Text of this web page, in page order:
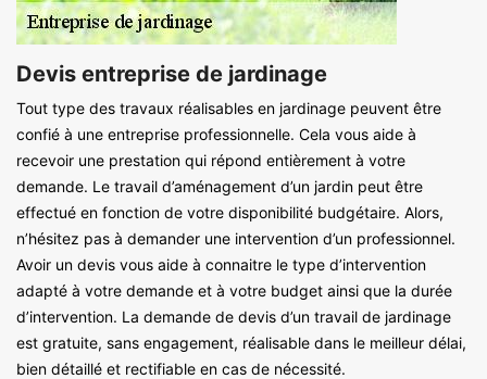
Devis entreprise de jardinage
Tout type des travaux réalisables en jardinage peuvent être
confié à une entreprise professionnelle. Cela vous aide à
recevoir une prestation qui répond entièrement à votre
demande. Le travail d’aménagement d’un jardin peut être
effectué en fonction de votre disponibilité budgétaire. Alors,
n’hésitez pas à demander une intervention d’un professionnel.
Avoir un devis vous aide à connaitre le type d’intervention
adapté à votre demande et à votre budget ainsi que la durée
d’intervention. La demande de devis d’un travail de jardinage
est gratuite, sans engagement, réalisable dans le meilleur délai,
bien détaillé et rectifiable en cas de nécessité.